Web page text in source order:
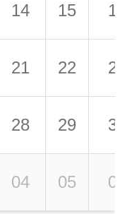
14 15 16
21 22 23
28 29 30
04 05 06